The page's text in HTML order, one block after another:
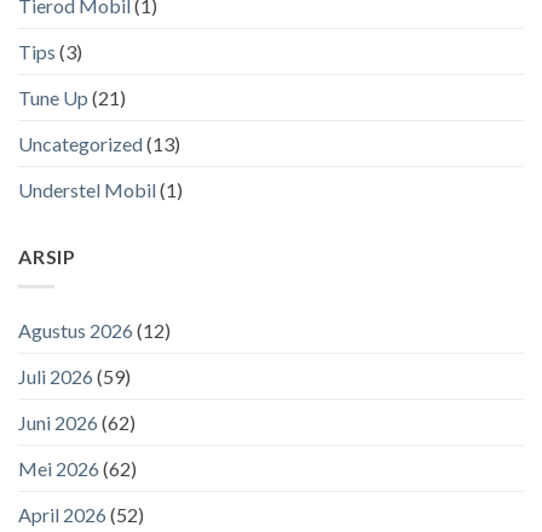
Tierod Mobil (1)
Tips (3)
Tune Up (21)
Uncategorized(13)
Understel Mobil(1)
ARSIP
Agustus 2026 (12)
Juli 2026 (59)
Juni 2026 (62)
Mei 2026 (62)
April 2026 (52)